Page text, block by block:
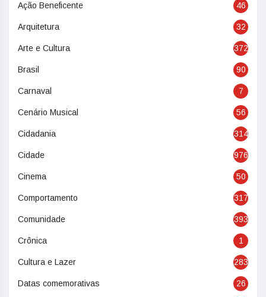
Ação Beneficente 46
Arquitetura 32
Arte e Cultura 372
Brasil 90
Carnaval 7
Cenário Musical 56
Cidadania 314
Cidade 976
Cinema 50
Comportamento 317
Comunidade 393
Crônica 1
Cultura e Lazer 283
Datas comemorativas 26